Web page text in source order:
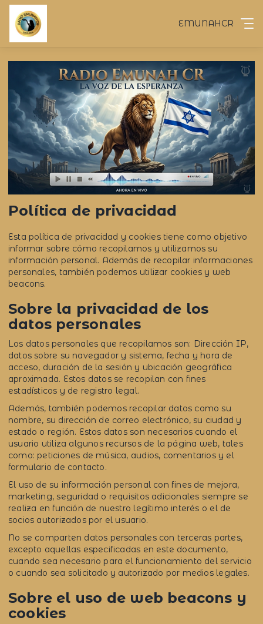
EMUNAHCR
Política de privacidad
Esta política de privacidad y cookies tiene como objetivo
informar sobre cómo recopilamos y utilizamos su
información personal. Además de recopilar informaciones
personales, también podemos utilizar cookies y web
beacons.
Sobre la privacidad de los
datos personales
Los datos personales que recopilamos son: Dirección IP,
datos sobre su navegador y sistema, fecha y hora de
acceso, duración de la sesión y ubicación geográfica
aproximada. Estos datos se recopilan con fines
estadísticos y de registro legal.
Además, también podemos recopilar datos como su
nombre, su dirección de correo electrónico, su ciudad y
estado o región. Estos datos son necesarios cuando el
usuario utiliza algunos recursos de la página web, tales
como: peticiones de música, audios, comentarios y el
formulario de contacto.
El uso de su información personal con fines de mejora,
marketing, seguridad o requisitos adicionales siempre se
realiza en función de nuestro legítimo interés o el de
socios autorizados por el usuario.
No se comparten datos personales con terceras partes,
excepto aquellas especificadas en este documento,
cuando sea necesario para el funcionamiento del servicio
o cuando sea solicitado y autorizado por medios legales.
Sobre el uso de web beacons y
cookies